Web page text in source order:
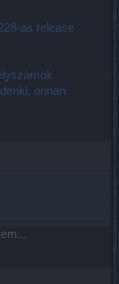
as release
onnan